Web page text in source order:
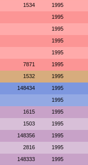
1534 1995
1995
1995
1995
1995
7871 1995
1532 1995
148434 1995
1995
1615 1995
1503 1995
148356 1995
2816 1995
148333 1995